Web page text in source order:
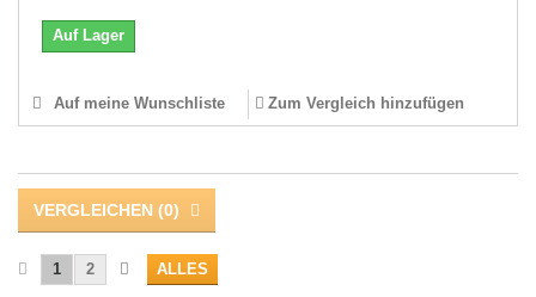
Auf Lager
Auf meine Wunschliste Zum Vergleich hinzufügen
VERGLEICHEN (0)
ALLES
1 2